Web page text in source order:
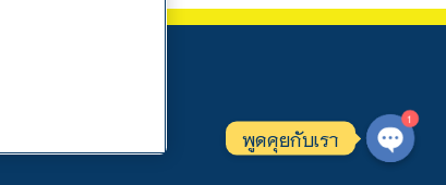
พูดคุยกับเรา
1